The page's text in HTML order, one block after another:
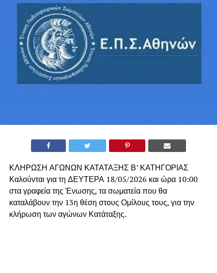
ΚΛΗΡΩΣΗ ΑΓΩΝΩΝ ΚΑΤΑΤΑΞΗΣ Β’ ΚΑΤΗΓΟΡΙΑΣ
Καλούνται για τη ΔΕΥΤΕΡΑ 18/05/2026 και ώρα 10:00
στα γραφεία της Ένωσης, τα σωματεία που θα
καταλάβουν την 13η θέση στους Ομίλους τους, για την
κλήρωση των αγώνων Κατάταξης.